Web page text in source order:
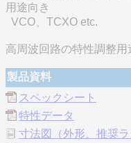
用途向き
VCO、TCXO etc.
高周波回路の特性調整用
製品資料
スペックシート
特性データ
寸法図（外形、推奨ラ